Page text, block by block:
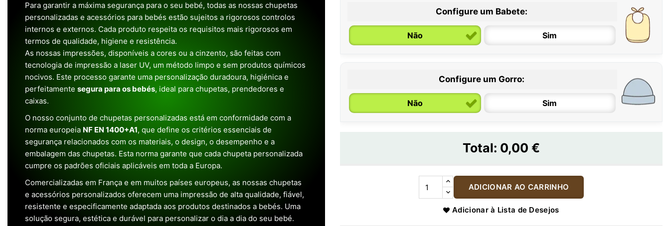
Para garantir a máxima segurança para o seu bebé, todas as nossas chupetas
personalizadas e acessórios para bebés estão sujeitos a rigorosos controlos
internos e externos. Cada produto respeita os requisitos mais rigorosos em
termos de qualidade, higiene e resistência.
As nossas impressões, disponíveis a cores ou a cinzento, são feitas com
tecnologia de impressão a laser UV, um método limpo e sem produtos químicos
nocivos. Este processo garante uma personalização duradoura, higiénica e
perfeitamente segura para os bebés, ideal para chupetas, prendedores e
caixas.
O nosso conjunto de chupetas personalizadas está em conformidade com a
norma europeia NF EN 1400+A1, que define os critérios essenciais de
segurança relacionados com os materiais, o design, o desempenho e a
embalagem das chupetas. Esta norma garante que cada chupeta personalizada
cumpre os padrões oficiais aplicáveis em toda a Europa.
Comercializadas em França e em muitos países europeus, as nossas chupetas
e acessórios personalizados oferecem uma impressão de alta qualidade, fiável,
resistente e especificamente adaptada aos produtos destinados a bebés. Uma
solução segura, estética e durável para personalizar o dia a dia do seu bebé.
Configure um Babete:
Não Sim
Configure um Gorro:
Não Sim
Total: 0,00 €
ADICIONAR AO CARRINHO
Adicionar à Lista de Desejos